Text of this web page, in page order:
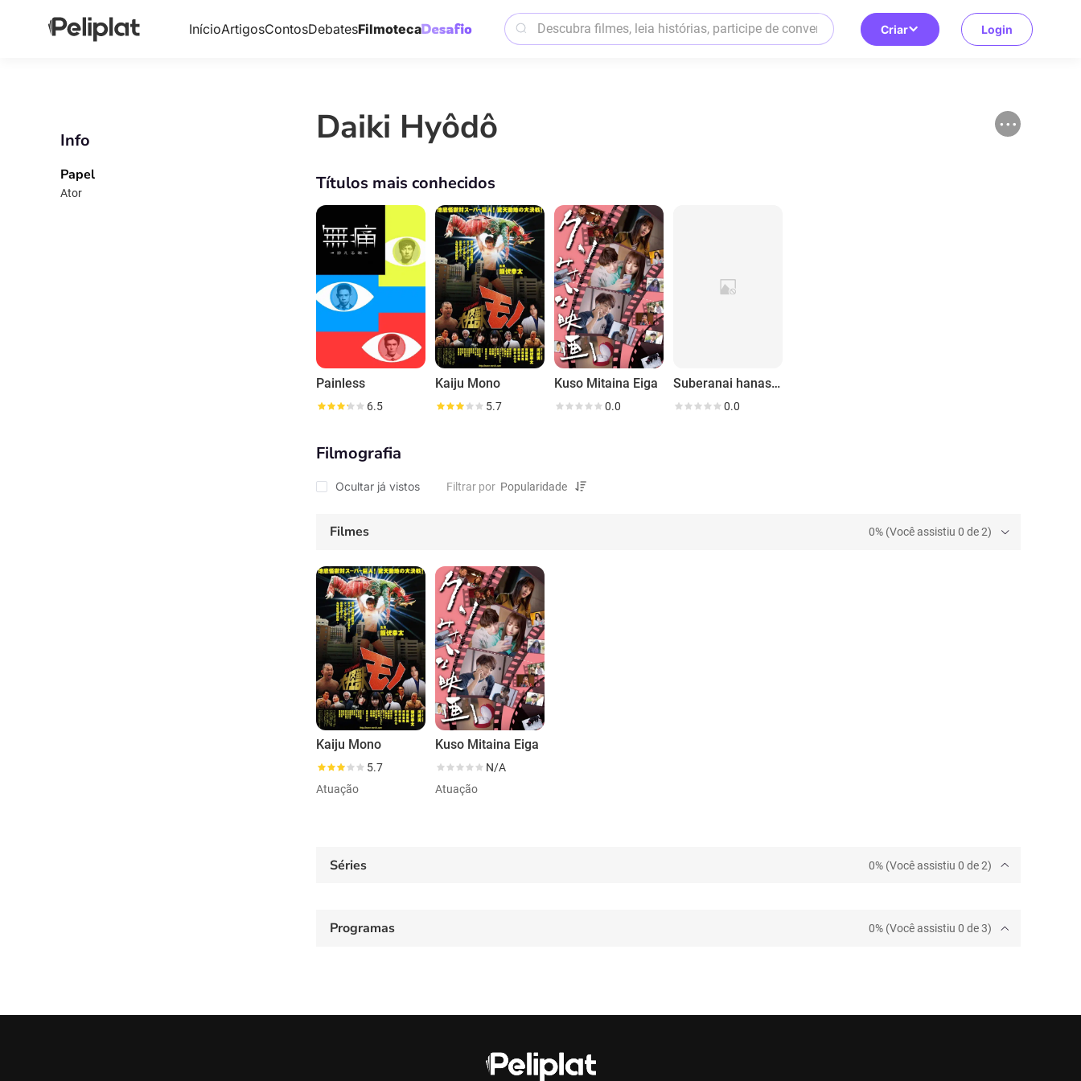
InícioArtigosContosDebatesFilmoteca Criar Login
Info
Papel
Ator
Daiki Hyôdô
Títulos mais conhecidos
Painless
6.5
Kaiju Mono
5.7
Kuso Mitaina Eiga
0.0
Suberanai hanashi: Omaera, yarennoka!! Shijô saita! Hatsu sansen 9 nin!! Supesharu
0.0
Filmografia
Ocultar já vistos Filtrar por
Filmes 0% (Você assistiu 0 de 2)
Kaiju Mono
5.7
Atuação
Kuso Mitaina Eiga
N/A
Atuação
Séries 0% (Você assistiu 0 de 2)
Programas 0% (Você assistiu 0 de 3)